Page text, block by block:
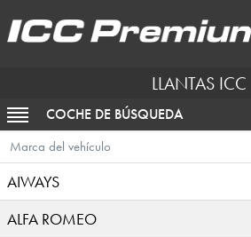
LLANTAS ICC
ACTIVAR NAVEGACIÓN
COCHE DE BÚSQUEDA
Marca del vehículo
AIWAYS
ALFA ROMEO